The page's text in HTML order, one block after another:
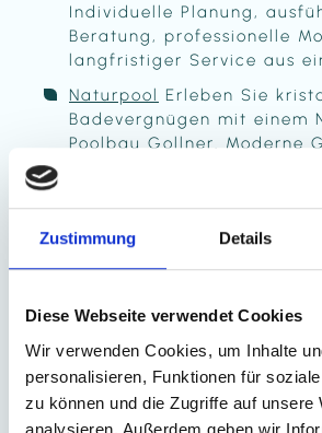
Zustimmung Details
Diese Webseite verwendet Cookies
Wir verwenden Cookies, um Inhalte
personalisieren, Funktionen für
zu können und die Zugriffe auf unsere
analysieren. Außerdem geben wir
Individuelle Planung,
Beratung, professionelle
langfristiger Service aus
Naturpool Erleben Sie
Badevergnügen mit einem
Poolbau Gollner. Moderne
biologische Filterung und
Genießen
naturnahes Badeerlebnis
Schwimmteich von
organische Form und
Planung für Ihren Garten.
Gewerblicher
Kleinbadeteich